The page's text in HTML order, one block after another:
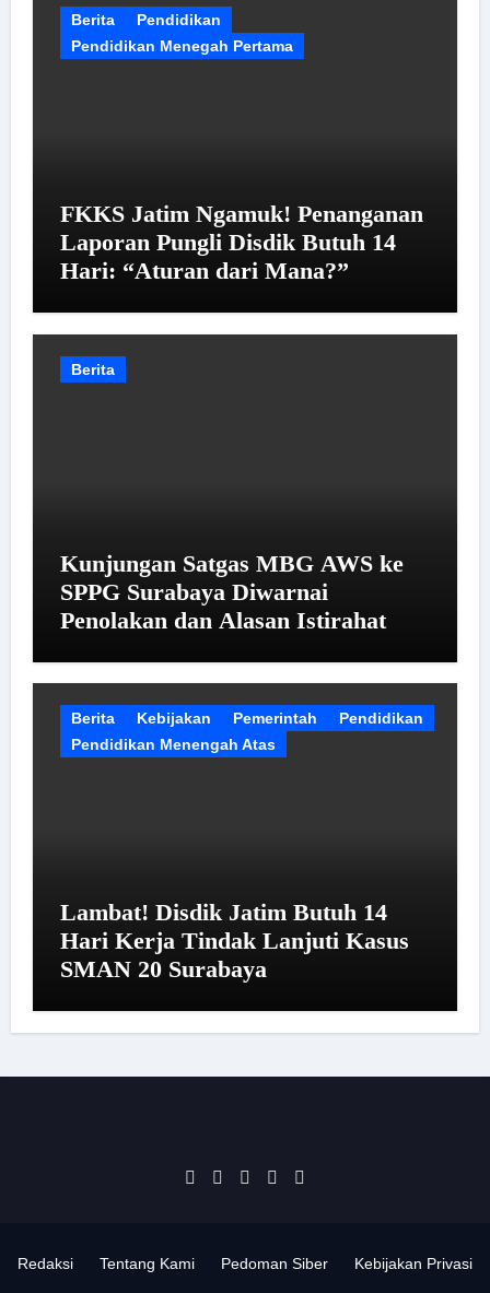
Berita
Pendidikan
Pendidikan Menegah Pertama
FKKS Jatim Ngamuk! Penanganan
Laporan Pungli Disdik Butuh 14
Hari: “Aturan dari Mana?”
Berita
Kunjungan Satgas MBG AWS ke
SPPG Surabaya Diwarnai
Penolakan dan Alasan Istirahat
Berita Kebijakan Pemerintah
Pendidikan
Pendidikan Menengah Atas
Lambat! Disdik Jatim Butuh 14
Hari Kerja Tindak Lanjuti Kasus
SMAN 20 Surabaya
Redaksi Tentang Kami Pedoman Siber Kebijakan Privasi